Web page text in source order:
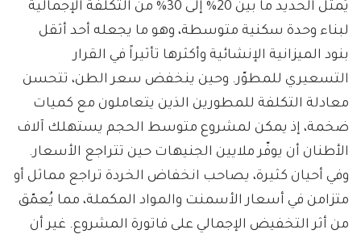
يُمثل الحديد ما بين 20% إلى 30% من التكلفة الإجمالية
لبناء وحدة سكنية متوسطة، وهو ما يجعله أحد أثقل
بنود الميزانية الإنشائية وأكثرها تأثيراً في القرار
التسعيري للمطوّر. وحين ينخفض سعر الطن، تتحسن
معادلة التكلفة للمطورين الذين يتعاملون مع كميات
ضخمة، إذ يمكن لمشروع متوسط الحجم يستهلك آلاف
الأطنان أن يوفّر ملايين الجنيهات حين تتراجع الأسعار.
وفي أحيان كثيرة، يصاحب انخفاض الخردة تراجع مماثل أو
متزامن في أسعار الأسمنت والمواد المكملة، مما يُعمّق
من أثر التخفيض الإجمالي على فاتورة المشروع. غير أن